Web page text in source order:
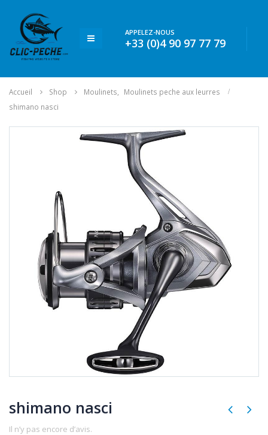
APPELEZ-NOUS
+33 (0)4 90 97 77 79
Accueil Shop Moulinets
Moulinets peche aux leurres
shimano nasci
shimano nasci
Il n’y pas encore d’avis.